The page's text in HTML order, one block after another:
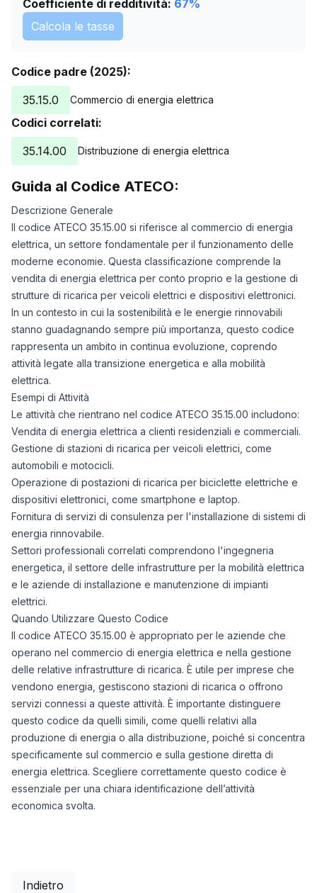
Coefficiente di redditività: 67%
Calcola le tasse
Codice padre (2025):
35.15.0
Commercio di energia elettrica
Codici correlati:
35.14.00
Distribuzione di energia elettrica
Guida al Codice ATECO:
Descrizione Generale
Il codice ATECO 35.15.00 si riferisce al commercio di energia
elettrica, un settore fondamentale per il funzionamento delle
moderne economie. Questa classificazione comprende la
vendita di energia elettrica per conto proprio e la gestione di
strutture di ricarica per veicoli elettrici e dispositivi elettronici.
In un contesto in cui la sostenibilità e le energie rinnovabili
stanno guadagnando sempre più importanza, questo codice
rappresenta un ambito in continua evoluzione, coprendo
attività legate alla transizione energetica e alla mobilità
elettrica.
Esempi di Attività
Le attività che rientrano nel codice ATECO 35.15.00 includono:
Vendita di energia elettrica a clienti residenziali e commerciali.
Gestione di stazioni di ricarica per veicoli elettrici, come
automobili e motocicli.
Operazione di postazioni di ricarica per biciclette elettriche e
dispositivi elettronici, come smartphone e laptop.
Fornitura di servizi di consulenza per l'installazione di sistemi di
energia rinnovabile.
Settori professionali correlati comprendono l'ingegneria
energetica, il settore delle infrastrutture per la mobilità elettrica
e le aziende di installazione e manutenzione di impianti
elettrici.
Quando Utilizzare Questo Codice
Il codice ATECO 35.15.00 è appropriato per le aziende che
operano nel commercio di energia elettrica e nella gestione
delle relative infrastrutture di ricarica. È utile per imprese che
vendono energia, gestiscono stazioni di ricarica o offrono
servizi connessi a queste attività. È importante distinguere
questo codice da quelli simili, come quelli relativi alla
produzione di energia o alla distribuzione, poiché si concentra
specificamente sul commercio e sulla gestione diretta di
energia elettrica. Scegliere correttamente questo codice è
essenziale per una chiara identificazione dell’attività
economica svolta.
Indietro